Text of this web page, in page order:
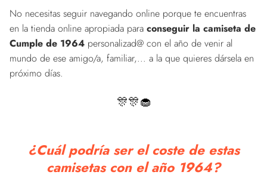
No necesitas seguir navegando online porque te encuentras
en la tienda online apropiada para conseguir la camiseta de
Cumple de 1964 personalizad@ con el año de venir al
mundo de ese amigo/a, familiar,... a la que quieres dársela en
próximo días.
🎊🎊🧁
¿Cuál podría ser el coste de estas
camisetas con el año 1964?